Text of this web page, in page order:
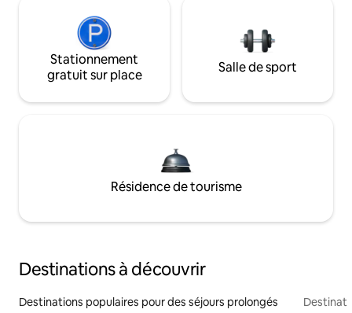
Stationnement
gratuit sur place
Salle de sport
Résidence de tourisme
Destinations à découvrir
Destinations populaires pour des séjours prolongés